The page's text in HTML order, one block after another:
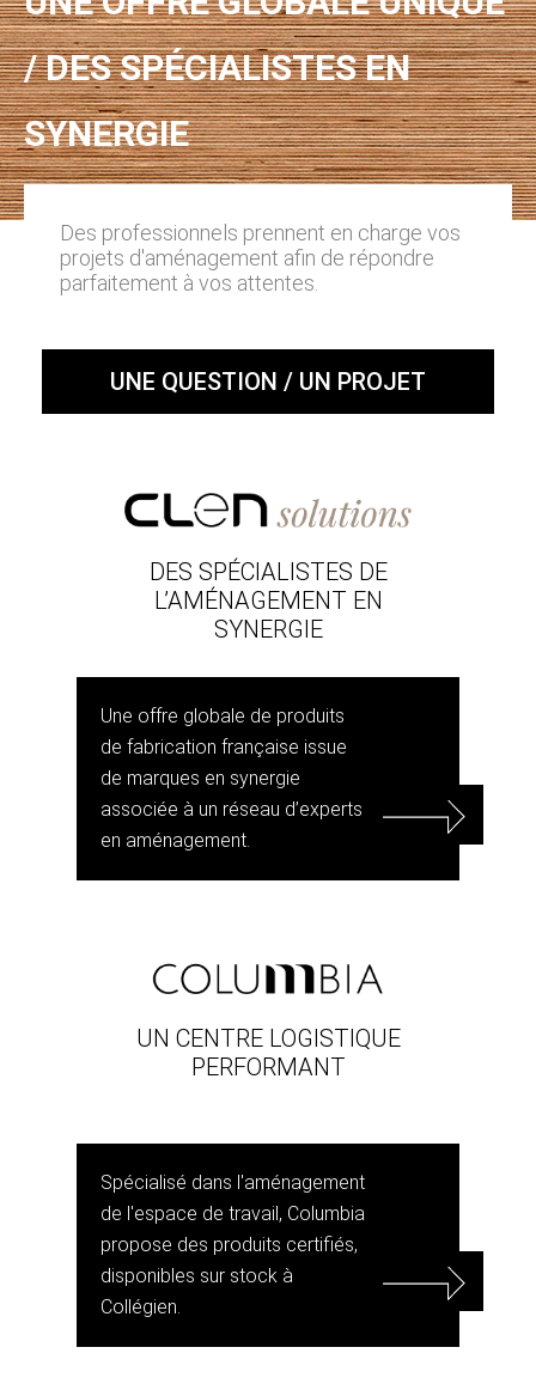
/ DES SPÉCIALISTES EN
SYNERGIE
Des professionnels prennent en charge vos
projets d'aménagement afin de répondre
parfaitement à vos attentes.
UNE QUESTION / UN PROJET
DES SPÉCIALISTES DE
L’AMÉNAGEMENT EN
SYNERGIE
Une offre globale de produits
de fabrication française issue
de marques en synergie
associée à un réseau d’experts
en aménagement.
UN CENTRE LOGISTIQUE
PERFORMANT
Spécialisé dans l'aménagement
de l'espace de travail, Columbia
propose des produits certifiés,
disponibles sur stock à
Collégien.